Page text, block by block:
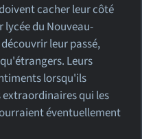
cacher leur côté
du Nouveau-
leur passé,
Leurs
lorsqu'ils
qui les
éventuellement